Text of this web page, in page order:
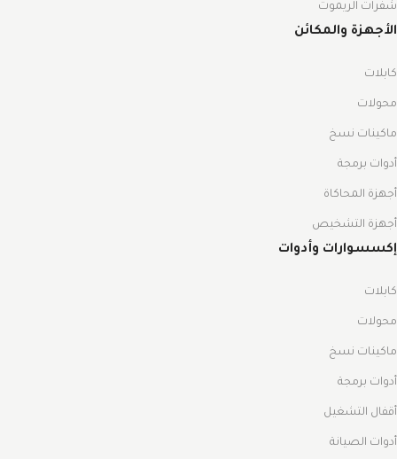
شفرات الريموت
الأجهزة والمكائن
كابلات
محولات
ماكينات نسخ
أدوات برمجة
أجهزة المحاكاة
أجهزة التشخيص
إكسسوارات وأدوات
كابلات
محولات
ماكينات نسخ
أدوات برمجة
أقفال التشغيل
أدوات الصيانة